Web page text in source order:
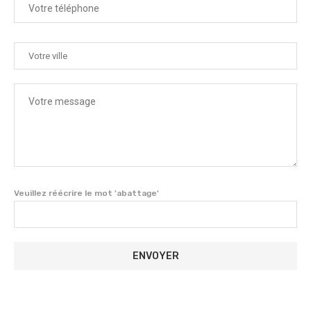
Veuillez réécrire le mot 'abattage'